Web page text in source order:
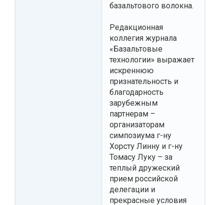
базальтового волокна.
Редакционная
коллегия журнала
«Базальтовые
технологии» выражает
искреннюю
признательность и
благодарность
зарубежным
партнерам –
организаторам
симпозиума г-ну
Хорсту Линну и г-ну
Томасу Луку – за
теплый дружеский
прием российской
делегации и
прекрасные условия